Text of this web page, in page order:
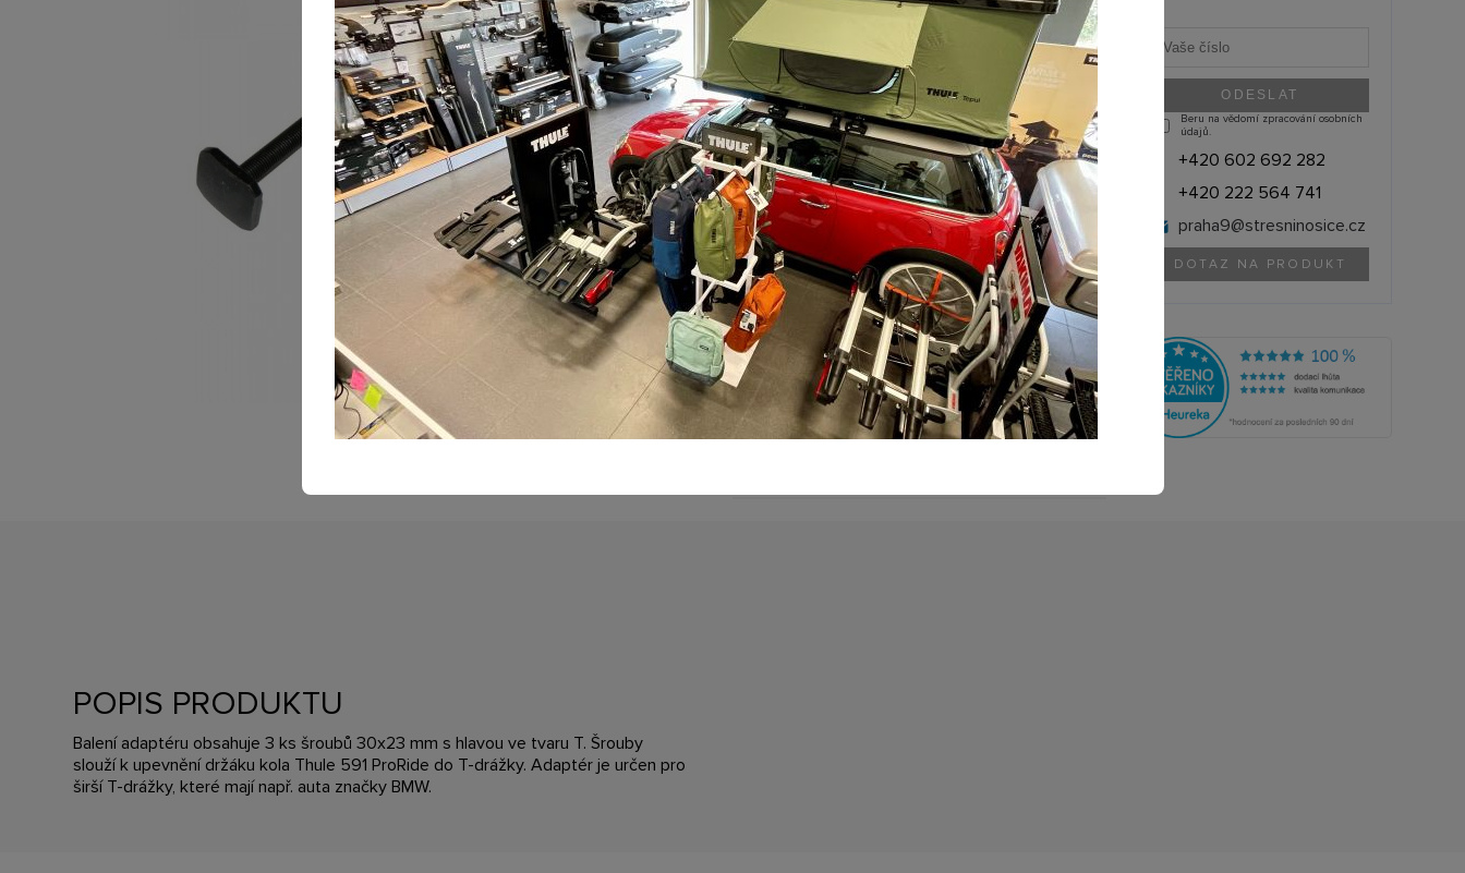
SKLADEM - DO 1-5 DNŮ U VÁS
– +
Beru na vědomí zpracování osobních
údajů.
+420 602 692 282
+420 222 564 741
praha9@stresninosice.cz
DOTAZ NA PRODUKT
Výrobce: THULE (Švédsko)
Kód produktu: 889101
POPIS PRODUKTU
Balení adaptéru obsahuje 3 ks šroubů 30x23 mm s hlavou ve tvaru T. Šrouby
slouží k upevnění držáku kola Thule 591 ProRide do T-drážky. Adaptér je určen pro
širší T-drážky, které mají např. auta značky BMW.